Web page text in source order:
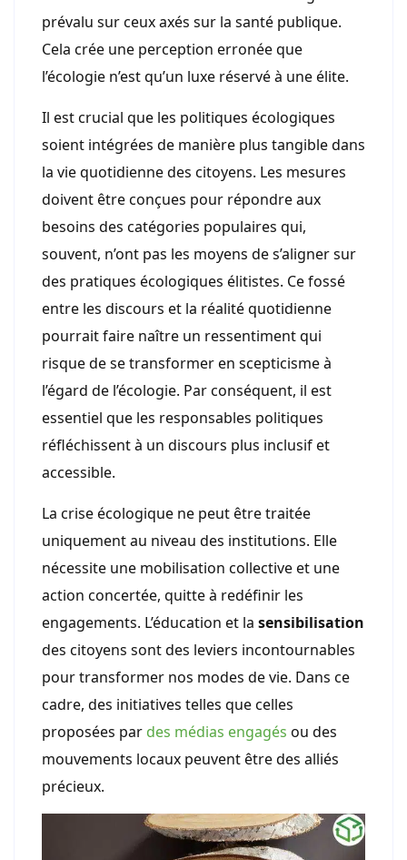
prévalu sur ceux axés sur la santé publique.
Cela crée une perception erronée que
l’écologie n’est qu’un luxe réservé à une élite.
Il est crucial que les politiques écologiques
soient intégrées de manière plus tangible dans
la vie quotidienne des citoyens. Les mesures
doivent être conçues pour répondre aux
besoins des catégories populaires qui,
souvent, n’ont pas les moyens de s’aligner sur
des pratiques écologiques élitistes. Ce fossé
entre les discours et la réalité quotidienne
pourrait faire naître un ressentiment qui
risque de se transformer en scepticisme à
l’égard de l’écologie. Par conséquent, il est
essentiel que les responsables politiques
réfléchissent à un discours plus inclusif et
accessible.
La crise écologique ne peut être traitée
uniquement au niveau des institutions. Elle
nécessite une mobilisation collective et une
action concertée, quitte à redéfinir les
engagements. L’éducation et la sensibilisation
des citoyens sont des leviers incontournables
pour transformer nos modes de vie. Dans ce
cadre, des initiatives telles que celles
proposées par des médias engagés ou des
mouvements locaux peuvent être des alliés
précieux.